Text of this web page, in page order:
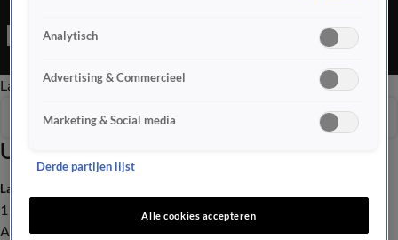
Ochtend Editie is een Nieuws programma
Late EditieOchtend EditieVroege Editie
Uitzendingen
Seizoen 2025
Laatste nieuws
112
Advies & Tips
Analytisch
Advertising & Commercieel
Marketing & Social media
Derde partijen lijst
Alle cookies accepteren